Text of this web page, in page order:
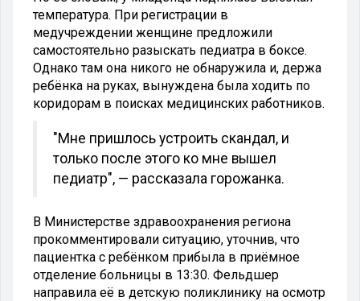
температура. При регистрации в
медучреждении женщине предложили
самостоятельно разыскать педиатра в боксе.
Однако там она никого не обнаружила и, держа
ребёнка на руках, вынуждена была ходить по
коридорам в поисках медицинских работников.
"Мне пришлось устроить скандал, и
только после этого ко мне вышел
педиатр", — рассказала горожанка.
В Министерстве здравоохранения региона
прокомментировали ситуацию, уточнив, что
пациентка с ребёнком прибыла в приёмное
отделение больницы в 13:30. Фельдшер
направила её в детскую поликлинику на осмотр